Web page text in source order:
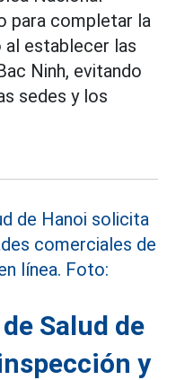
para completar la
al establecer las
Ninh, evitando
sedes y los
Salud de
y